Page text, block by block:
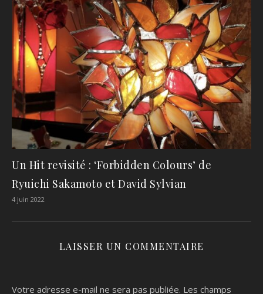
Un Hit revisité : ‘Forbidden Colours’ de
Ryuichi Sakamoto et David Sylvian
4 juin 2022
LAISSER UN COMMENTAIRE
Votre adresse e-mail ne sera pas publiée. Les champs